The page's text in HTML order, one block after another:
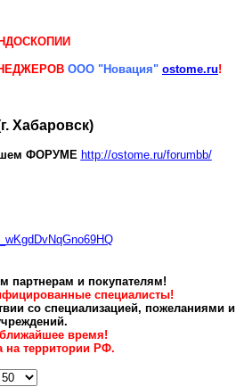
ООО "Новация" ostome.ru!
Хабаровск)
ФОРУМЕ http://ostome.ru/forumbb/
партнерам и покупателям!
специалисты!
со специализацией, пожеланиями и
время!
на территории РФ.